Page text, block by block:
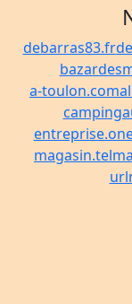
debarras83.fr
a-toulon.com
magasin.tel